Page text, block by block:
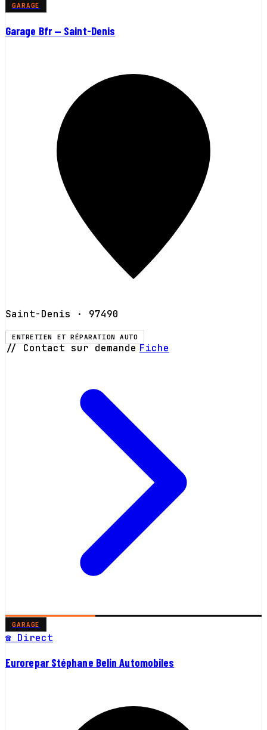
GARAGE
Garage Bfr — Saint-Denis
Saint-Denis · 97490
ENTRETIEN ET RÉPARATION AUTO
// Contact sur demande Fiche
GARAGE
☎ Direct
Eurorepar Stéphane Belin Automobiles